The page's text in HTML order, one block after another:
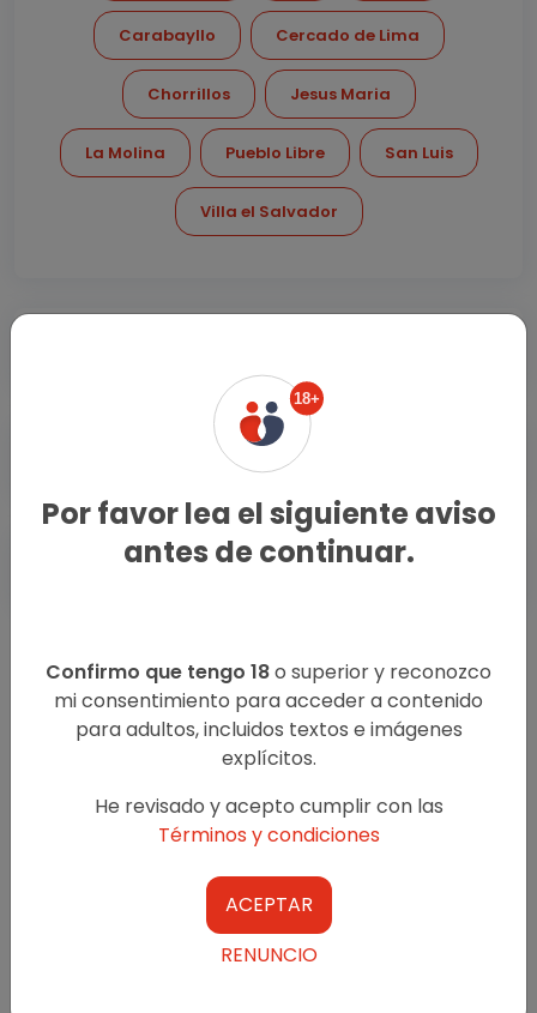
Carabayllo Cercado de Lima
Chorrillos Jesus Maria
La Molina Pueblo Libre San Luis
Villa el Salvador
Escorts Masculinos Lince
Encuentros Casuales Lince
Oklute.com no interfiere entre los buscadores de placer y
Al suscribirse y utilizar nuestros anuncios clasificados,
acepta nuestros Términos y condiciones. Los anuncios
clasificados para adultos se publican con el consentimiento
de los editores. Los clasificados publicados en el sitio web no
18+
Por favor lea el siguiente aviso
antes de continuar.
Confirmo que tengo 18o superior y reconozco
mi consentimiento para acceder a contenido
para adultos, incluidos textos e imágenes
explícitos.
He revisado y acepto cumplir con las
Términos y condiciones
ACEPTAR
RENUNCIO